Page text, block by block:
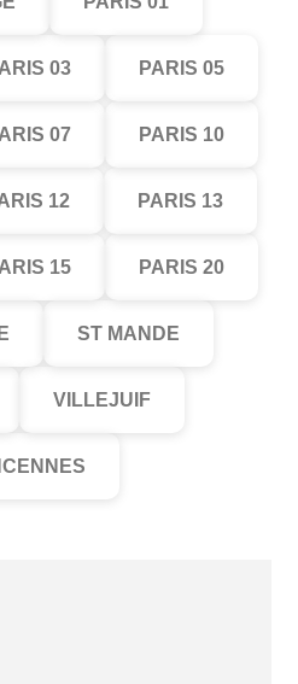
03 PARIS 05
07 PARIS 10
12 PARIS 13
15 PARIS 20
ST MANDE
VILLEJUIF